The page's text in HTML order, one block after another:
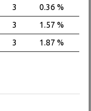
3
0.36 %
3
1.57 %
3 1.87 %